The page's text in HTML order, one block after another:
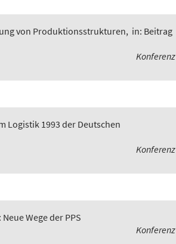
von Produktionsstrukturen, in: Beitrag
Konferenz
Logistik 1993 der Deutschen
Konferenz
Neue Wege der PPS
Konferenz